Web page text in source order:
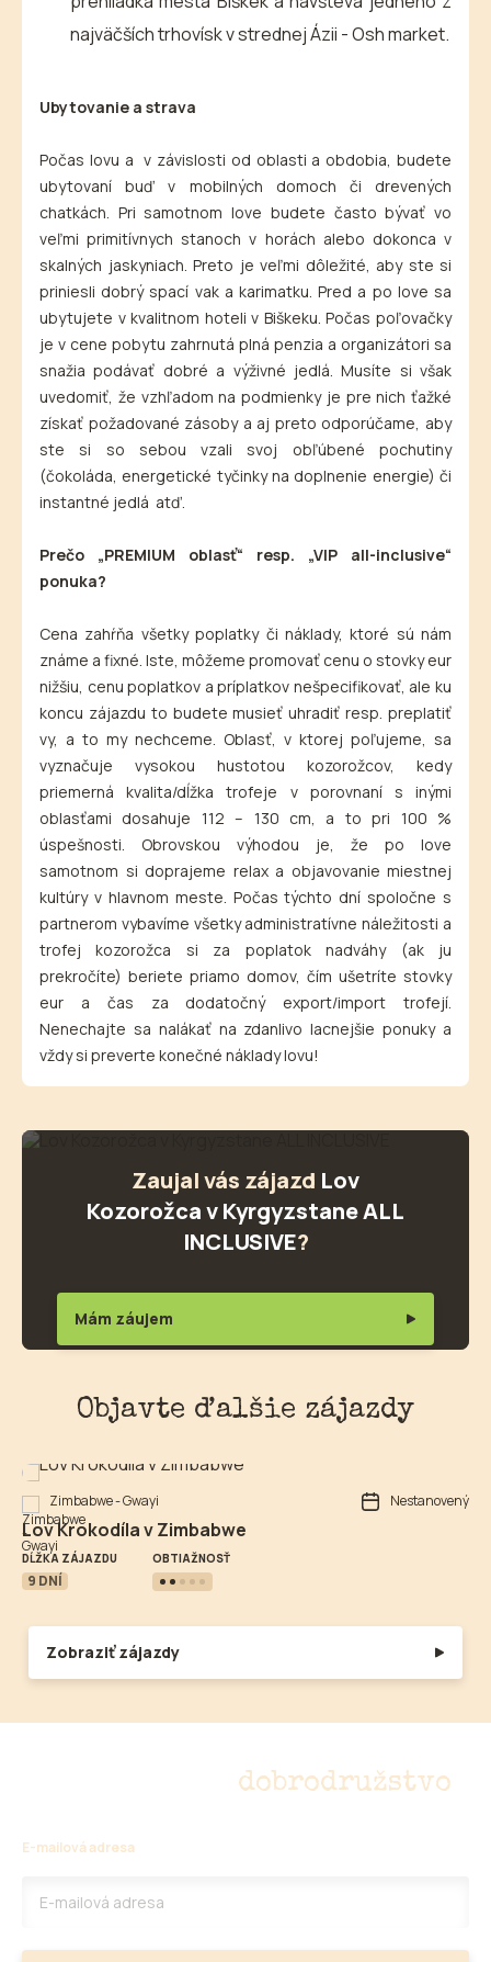
najväčších trhovísk v strednej Ázii - Osh market.
Ubytovanie a strava
Počas lovu a v závislosti od oblasti a obdobia, budete
ubytovaní buď v mobilných domoch či drevených
chatkách. Pri samotnom love budete často bývať vo
veľmi primitívnych stanoch v horách alebo dokonca v
skalných jaskyniach. Preto je veľmi dôležité, aby ste si
priniesli dobrý spací vak a karimatku. Pred a po love sa
ubytujete v kvalitnom hoteli v Biškeku. Počas poľovačky
je v cene pobytu zahrnutá plná penzia a organizátori sa
snažia podávať dobré a výživné jedlá. Musíte si však
uvedomiť, že vzhľadom na podmienky je pre nich ťažké
získať požadované zásoby a aj preto odporúčame, aby
ste si so sebou vzali svoj obľúbené pochutiny
(čokoláda, energetické tyčinky na doplnenie energie) či
instantné jedlá atď.
Prečo „PREMIUM oblasť“ resp. „VIP all-inclusive“
ponuka?
Cena zahŕňa všetky poplatky či náklady, ktoré sú nám
známe a fixné. Iste, môžeme promovať cenu o stovky eur
nižšiu, cenu poplatkov a príplatkov nešpecifikovať, ale ku
koncu zájazdu to budete musieť uhradiť resp. preplatiť
vy, a to my nechceme. Oblasť, v ktorej poľujeme, sa
vyznačuje vysokou hustotou kozorožcov, kedy
priemerná kvalita/dĺžka trofeje v porovnaní s inými
oblasťami dosahuje 112 – 130 cm, a to pri 100 %
úspešnosti. Obrovskou výhodou je, že po love
samotnom si doprajeme relax a objavovanie miestnej
kultúry v hlavnom meste. Počas týchto dní spoločne s
partnerom vybavíme všetky administratívne náležitosti a
trofej kozorožca si za poplatok nadváhy (ak ju
prekročíte) beriete priamo domov, čím ušetríte stovky
eur a čas za dodatočný export/import trofejí.
Nenechajte sa nalákať na zdanlivo lacnejšie ponuky a
vždy si preverte konečné náklady lovu!
Zaujal vás zájazd Lov
Kozorožca v Kyrgyzstane ALL
INCLUSIVE?
Mám záujem
Objavte ďalšie zájazdy
Zimbabwe - Gwayi Nestanovený
Lov Krokodíla v Zimbabwe
DĹŽKA ZÁJAZDU
9 DNÍ
OBTIAŽNOSŤ
Zobraziť zájazdy
dobrodružstvo
E-mailová adresa